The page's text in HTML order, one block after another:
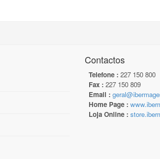
Contactos
Telefone : 227 150 800
Fax : 227 150 809
Email :
Home Page :
Loja Online :